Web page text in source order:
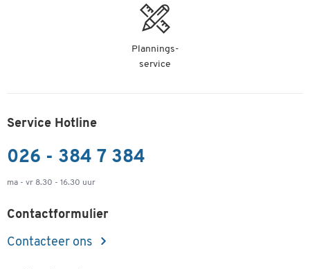
Plannings-
service
Service Hotline
026 - 384 7 384
ma - vr 8.30 - 16.30 uur
Contactformulier
Contacteer ons